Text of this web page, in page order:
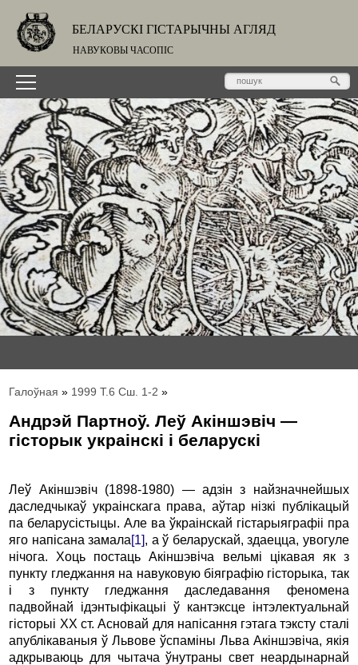
БЕЛАРУСКІ ГІСТАРЫЧНЫ АГЛЯД
НАВУКОВЫ ЧАСОПІС
Галоўная » 1999 Т.6 Сш. 1-2 »
Андрэй Партноў. Леў Акіншэвіч —
гісторык украінскі і беларускі
Леў Акіншэвіч (1898-1980) — адзін з найзначнейшых
даследчыкаў украінскага права, аўтар нізкі публікацый
па беларусiстыцы. Але ва ўкраінскай гістарыяграфіі пра
яго напісана замала[1], а ў беларускай, здаецца, увогуле
нічога. Хоць постаць Акіншэвіча вельмі цікавая як з
пункту гледжання на навуковую біяграфію гісторыка, так
і з пункту гледжання даследавання феномена
падвойнай ідэнтыфікацыі ў кантэксце інтэлектуальнай
гісторыі ХХ ст. Асновай для напісання гэтага тэксту сталі
апублікаваныя ў Львове ўспаміны Льва Акіншэвіча, якія
адкрываюць для чытача ўнутраны свет неардынарнай